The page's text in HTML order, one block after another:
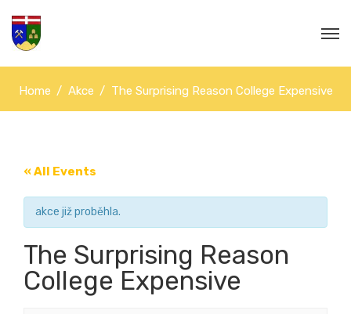
Home Akce The Surprising Reason College Expensive
« All Events
akce již proběhla.
The Surprising Reason
College Expensive